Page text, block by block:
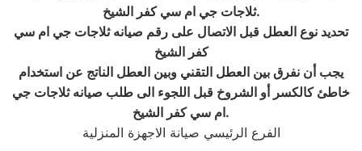
ثلاجات جي ام سي كفر الشيخ.
تحديد نوع العطل قبل الاتصال على رقم صيانه ثلاجات جي ام سي
كفر الشيخ
يجب أن نفرق بين العطل التقني وبين العطل الناتج عن استخدام
خاطئ كالكسر أو الشروخ قبل اللجوء الى طلب صيانه ثلاجات جي
ام سي كفر الشيخ.
الفرع الرئيسي صيانة الاجهزة المنزلية